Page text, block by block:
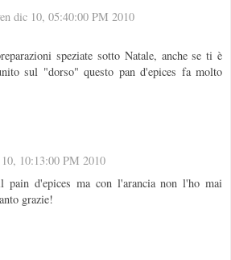
dic 10, 05:40:00 PM 2010
speziate sotto Natale, anche se ti è
sul "dorso" questo pan d'epices fa molto
10:13:00 PM 2010
d'epices ma con l'arancia non l'ho mai
grazie!